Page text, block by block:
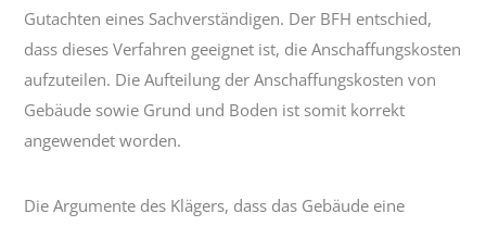
Gutachten eines Sachverständigen. Der BFH entschied,
dass dieses Verfahren geeignet ist, die Anschaffungskosten
aufzuteilen. Die Aufteilung der Anschaffungskosten von
Gebäude sowie Grund und Boden ist somit korrekt
angewendet worden.
Die Argumente des Klägers, dass das Gebäude eine